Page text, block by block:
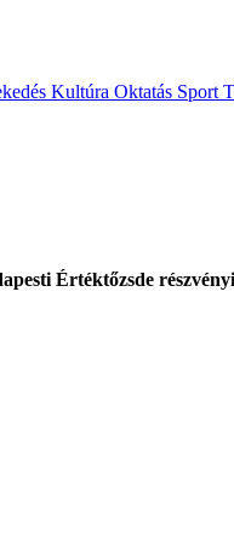
Kultúra Oktatás Sport
Értéktőzsde